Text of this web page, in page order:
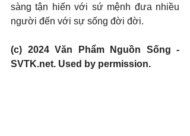
sàng tận hiến với sứ mệnh đưa nhiều
người đến với sự sống đời đời.
(c) 2024 Văn Phẩm Nguồn Sống -
SVTK.net. Used by permission.